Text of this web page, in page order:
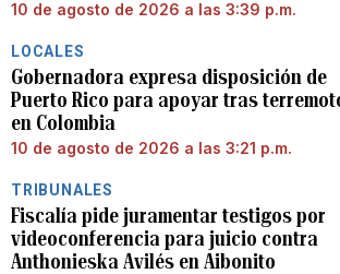
10 de agosto de 2026 a las 3:39 p.m.
LOCALES
Gobernadora expresa disposición de
Puerto Rico para apoyar tras
en Colombia
10 de agosto de 2026 a las 3:21 p.m.
TRIBUNALES
Fiscalía pide juramentar testigos por
videoconferencia para juicio contra
Anthonieska Avilés en Aibonito